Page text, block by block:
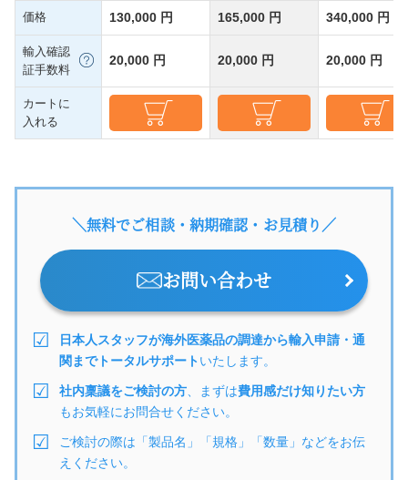
価格 130,000 円 165,000 円 340,000 円
輸入確認
証手数料
20,000 円 20,000 円 20,000 円
カートに
入れる
＼無料でご相談・納期確認・お見積り／
お問い合わせ
日本人スタッフが海外医薬品の調達から輸入申請・通
関までトータルサポートいたします。
社内稟議をご検討の方 、まずは費用感だけ知りたい方
もお気軽にお問合せください。
ご検討の際は「製品名」「規格」「数量」などをお伝
えください。